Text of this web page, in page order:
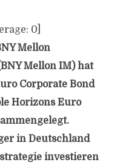
0]
Mellon
Mellon IM) hat
Corporate Bond
Horizons Euro
in Deutschland
investieren